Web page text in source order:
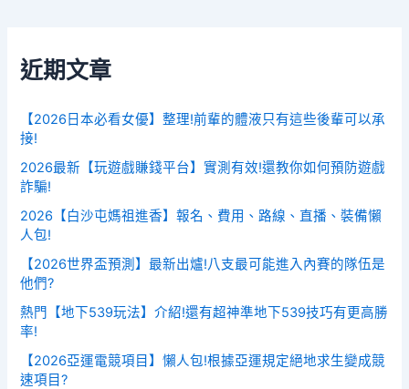
近期文章
【2026日本必看女優】整理!前輩的體液只有這些後輩可以承
接!
2026最新【玩遊戲賺錢平台】實測有效!還教你如何預防遊戲
詐騙!
2026【白沙屯媽祖進香】報名、費用、路線、直播、裝備懶
人包!
【2026世界盃預測】最新出爐!八支最可能進入內賽的隊伍是
他們?
熱門【地下539玩法】介紹!還有超神準地下539技巧有更高勝
率!
【2026亞運電競項目】懶人包!根據亞運規定絕地求生變成競
速項目?